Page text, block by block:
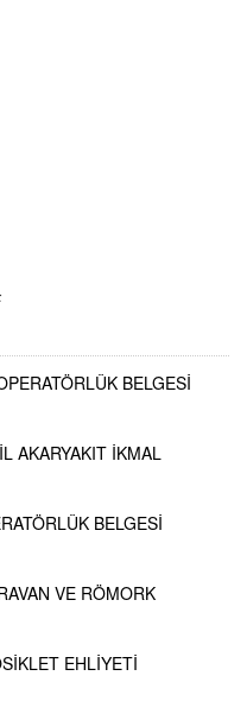
BELGESİ
AKARYAKIT İKMAL
BELGESİ
VE RÖMORK
EHLİYETİ